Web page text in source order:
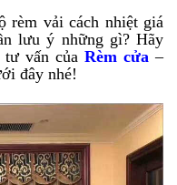
rèm vải cách nhiệt giá
lưu ý những gì? Hãy
tư vấn của Rèm cửa –
đây nhé!